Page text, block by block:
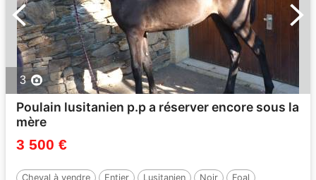
3
Poulain lusitanien p.p a réserver encore sous la
mère
3 500 €
Cheval à vendre Entier Lusitanien Noir
Foal